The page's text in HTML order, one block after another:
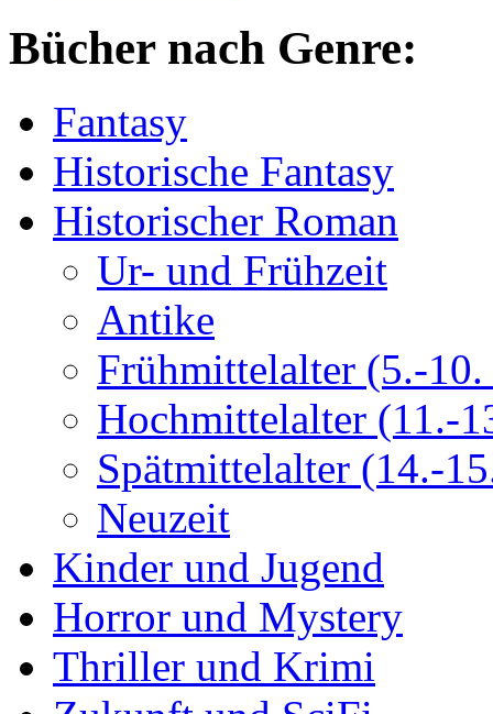
Bücher nach Genre:
Fantasy
Historische Fantasy
Historischer Roman
Ur- und Frühzeit
Antike
Frühmittelalter (5.-10.
Hochmittelalter (11.-
Spätmittelalter (14.-
Neuzeit
Kinder und Jugend
Horror und Mystery
Thriller und Krimi